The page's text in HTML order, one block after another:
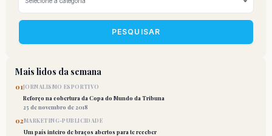
PESQUISAR
Mais lidos da semana
01JORNALISMO ESPORTIVO
Reforço na cobertura da Copa do Mundo da Tribuna
25 de novembro de 2018
02MARKETING-PUBLICIDADE
Um país inteiro de braços abertos para te receber